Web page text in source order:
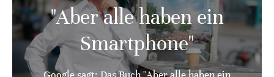
"Aber alle haben ein
Smartphone"